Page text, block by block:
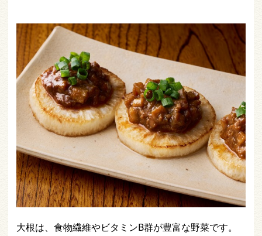
大根は、食物繊維やビタミンB群が豊富な野菜です。